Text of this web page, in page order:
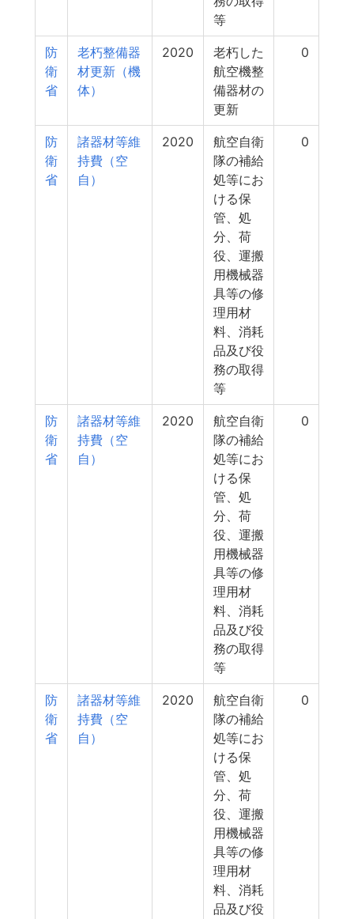
等
防
衛
省
老朽整備器
材更新（機
体）
2020
老朽した
航空機整
備器材の
更新
0
防
衛
省
諸器材等維
持費（空
自）
2020
航空自衛
隊の補給
処等にお
ける保
管、処
分、荷
役、運搬
用機械器
具等の修
理用材
料、消耗
品及び役
務の取得
等
0
防
衛
省
諸器材等維
持費（空
自）
2020
航空自衛
隊の補給
処等にお
ける保
管、処
分、荷
役、運搬
用機械器
具等の修
理用材
料、消耗
品及び役
務の取得
等
0
防
衛
省
諸器材等維
持費（空
自）
2020
航空自衛
隊の補給
処等にお
ける保
管、処
分、荷
役、運搬
用機械器
具等の修
理用材
料、消耗
品及び役
0